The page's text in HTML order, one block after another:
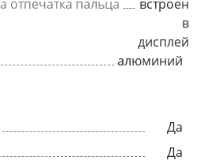
отпечатка пальца
встроен
в
дисплей
алюминий
Да
Да